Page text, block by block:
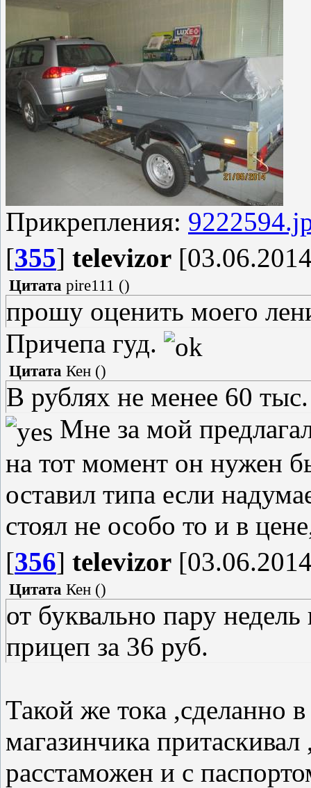
Прикрепления:
[355] televizor
Цитата pire111 ()
прошу оценить моего
Причепа гуд.
Цитата Кен ()
В рублях не менее 60 тыс.
Мне за мой
на тот момент он нужен
оставил типа если
стоял не особо то и в
[356] televizor
Цитата Кен ()
от буквально пару
прицеп за 36 руб.
Такой же тока ,сделанно
магазинчика
расстаможен и с